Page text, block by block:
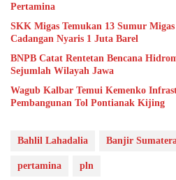
Pertamina
SKK Migas Temukan 13 Sumur
Cadangan Nyaris 1 Juta Barel
BNPB Catat Rentetan Bencana
Sejumlah Wilayah Jawa
Wagub Kalbar Temui Kemenko
Pembangunan Tol Pontianak Kijing
Bahlil Lahadalia Banjir
pertamina pln